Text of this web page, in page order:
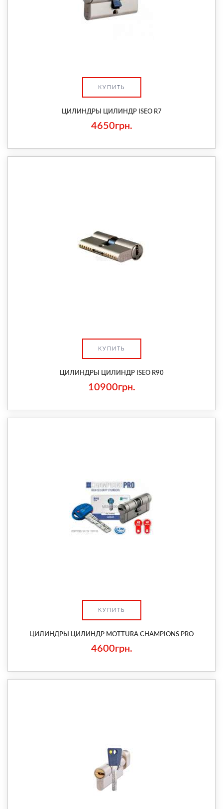
КУПИТЬ
ЦИЛИНДРЫ ЦИЛИНДР ISEO R7
4650грн.
КУПИТЬ
ЦИЛИНДРЫ ЦИЛИНДР ISEO R90
10900грн.
КУПИТЬ
ЦИЛИНДРЫ ЦИЛИНДР MOTTURA CHAMPIONS PRO
4600грн.